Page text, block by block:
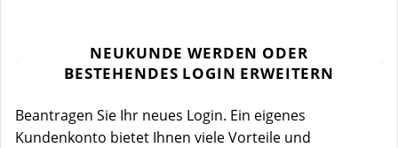
NEUKUNDE WERDEN ODER
BESTEHENDES LOGIN ERWEITERN
Beantragen Sie Ihr neues Login. Ein eigenes
Kundenkonto bietet Ihnen viele Vorteile und